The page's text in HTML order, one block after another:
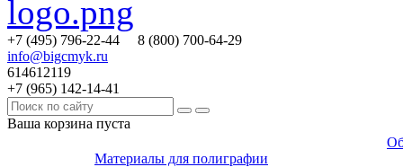
+7 (495) 796-22-44 8 (800) 700-64-29
info@bigcmyk.ru
614612119
+7 (965) 142-14-41
Ваша корзина пуста
Материалы для полиграфии